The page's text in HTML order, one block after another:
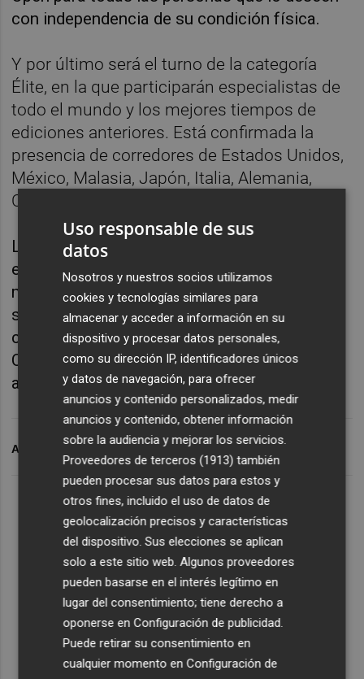
con independencia de su condición física.
Y por último será el turno de la categoría
Élite, en la que participarán especialistas de
todo el mundo y los mejores tiempos de
ediciones anteriores. Está confirmada la
presencia de corredores de Estados Unidos,
México, Malasia, Japón, Italia, Alemania,
Chequia o Eslovaquia, entre otros países.
La organización ha establecido para esta
edición más de 3.000 euros en premios en
metálico y una prima en caso de que se
superen los récords de la carrera, que en
categoría masculina lo marcó el alemán
Christian Riedl (4’ 20’’) y en mujeres la
australiana Suzy Walsham (5’ 31’’).
ARCHIVADO EN SUBIDA VERTICAL GRAN HOTEL BAL
Uso responsable de sus
datos
Nosotros y nuestros socios utilizamos
cookies y tecnologías similares para
almacenar y acceder a información en su
dispositivo y procesar datos personales,
como su dirección IP, identificadores únicos
y datos de navegación, para ofrecer
anuncios y contenido personalizados, medir
anuncios y contenido, obtener información
sobre la audiencia y mejorar los servicios.
Proveedores de terceros (1913) también
pueden procesar sus datos para estos y
otros fines, incluido el uso de datos de
geolocalización precisos y características
del dispositivo. Sus elecciones se aplican
solo a este sitio web. Algunos proveedores
pueden basarse en el interés legítimo en
lugar del consentimiento; tiene derecho a
oponerse enConfiguración de publicidad
Puede retirar su consentimiento en
cualquier momento enConfiguración de